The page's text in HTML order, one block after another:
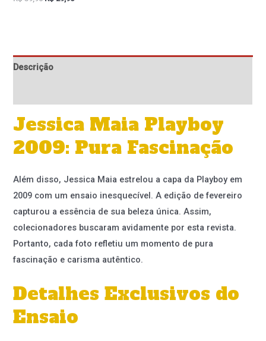
Descrição
Jessica Maia Playboy
2009: Pura Fascinação
Além disso, Jessica Maia estrelou a capa da Playboy em
2009 com um ensaio inesquecível. A edição de fevereiro
capturou a essência de sua beleza única. Assim,
colecionadores buscaram avidamente por esta revista.
Portanto, cada foto refletiu um momento de pura
fascinação e carisma autêntico.
Detalhes Exclusivos do
Ensaio